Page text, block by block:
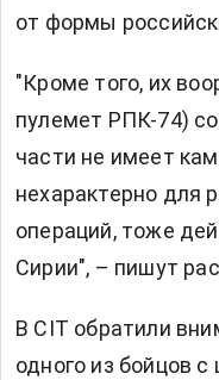
от формы
"Кроме того, их
пулемет РПК-74)
части не имеет
нехарактерно для
операций, тоже
Сирии", – пишут
В CIT обратили
одного из бойцов